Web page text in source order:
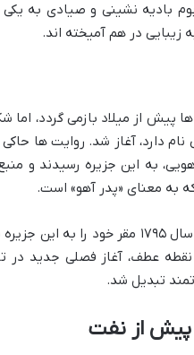
بادیه نشینی و صیادی به یکی
در هم آمیخته اند.
پیش از میلاد بازمی گردد، اما
دارد، آغاز شد. روایت ها
به این جزیره رسیدند و
به معنای «پدر آهو» است.
این قبیله، که پیشتر در واحه لیوا سکونت داشت،
عطف، آغاز فصلی جدید در
تبدیل شد.
پیش از نفت